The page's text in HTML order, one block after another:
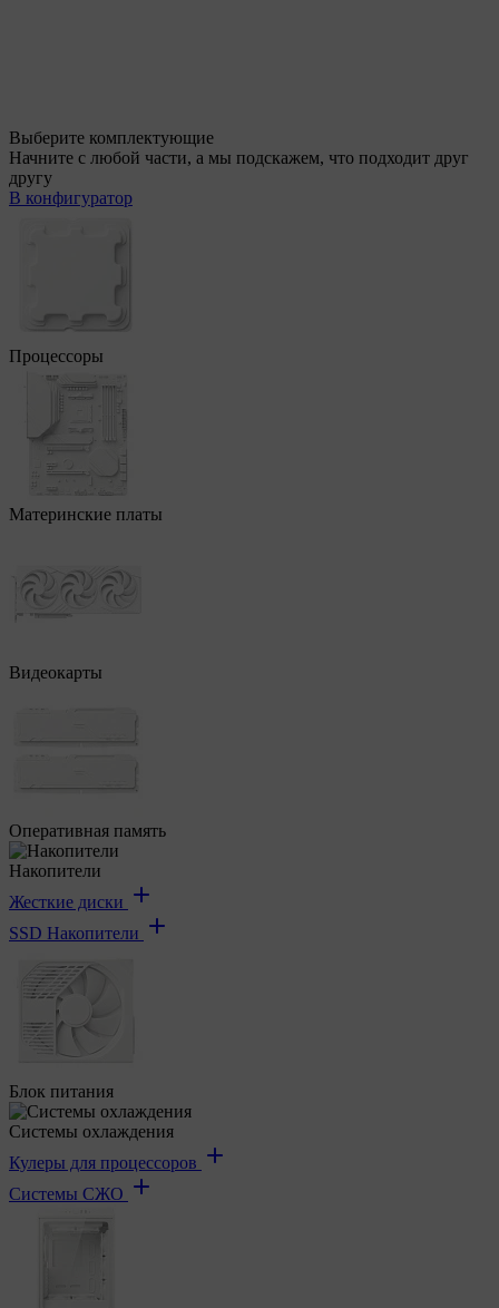
Выберите комплектующие
Начните с любой части, а мы подскажем, что подходит друг
другу
В конфигуратор
Процессоры
Материнские платы
Видеокарты
Оперативная память
Накопители
Жесткие диски
SSD Накопители
Блок питания
Системы охлаждения
Кулеры для процессоров
Системы СЖО